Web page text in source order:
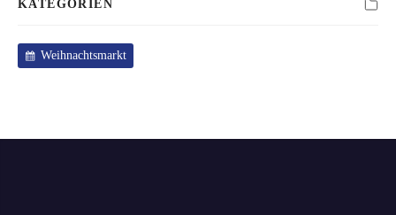
KATEGORIEN
Weihnachtsmarkt